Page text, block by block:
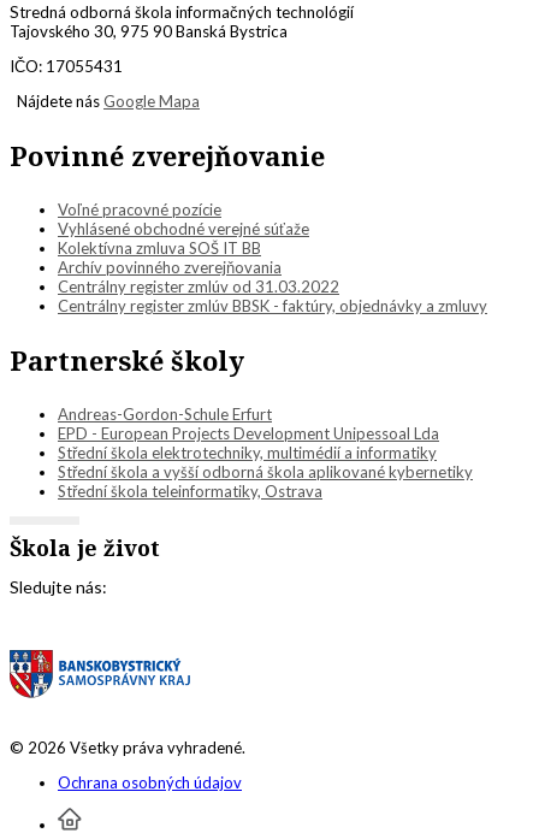
Stredná odborná škola informačných technológií
Tajovského 30, 975 90 Banská Bystrica
IČO: 17055431
Nájdete násGoogle Mapa
Povinné zverejňovanie
Voľné pracovné pozície
Vyhlásené obchodné verejné súťaže
Kolektívna zmluva SOŠ IT BB
Archív povinného zverejňovania
Centrálny register zmlúv od 31.03.2022
Centrálny register zmlúv BBSK - faktúry, objednávky a zmluvy
Partnerské školy
Andreas-Gordon-Schule Erfurt
EPD - European Projects Development Unipessoal Lda
Střední škola elektrotechniky, multimédií a informatiky
Střední škola a vyšší odborná škola aplikované kybernetiky
Střední škola teleinformatiky, Ostrava
Škola je život
Sledujte nás:
© 2026 Všetky práva vyhradené.
Ochrana osobných údajov